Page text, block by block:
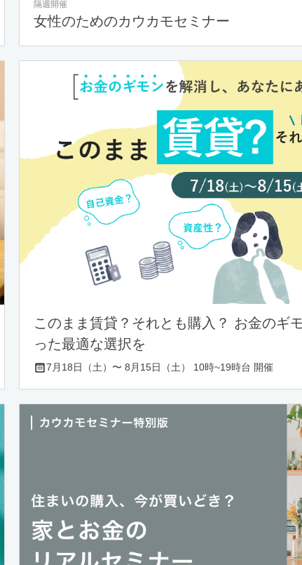
隔週開催
女性のためのカウカモセミナー
このまま賃貸？それとも購入？ お金のギ
った最適な選択を
7月18日（土）〜 8月15日（土） 10時~19時台 開催